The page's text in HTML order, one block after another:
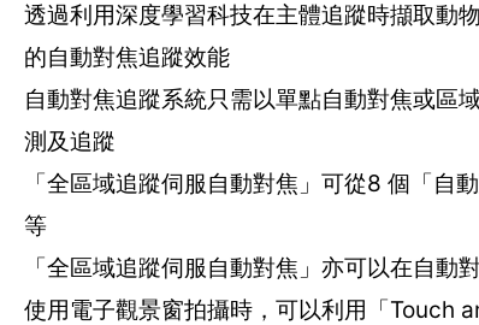
透過利用深度學習科技在主體追蹤時擷取動
的自動對焦追蹤效能
自動對焦追蹤系統只需以單點自動對焦或區
測及追蹤
「全區域追蹤伺服自動對焦」可從8 個「自
等
「全區域追蹤伺服自動對焦」亦可以在自動
使用電子觀景窗拍攝時，可以利用「Touch